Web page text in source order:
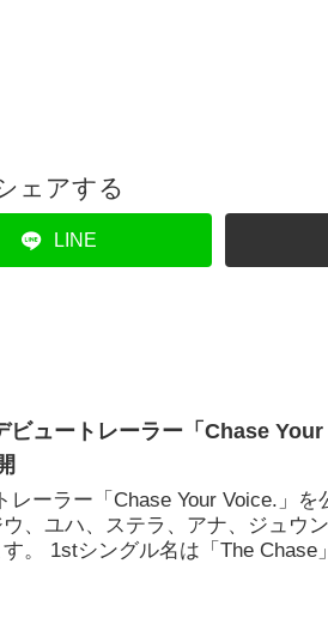
ェアする
LINE
ビュートレーラー「Chase
レーラー「Chase Your Voice.」
、ユハ、ステラ、アナ、ジュウ
。 1stシングル名は「The Chase